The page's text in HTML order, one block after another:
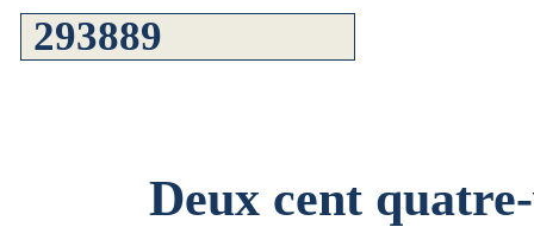
Deux cent quatre-